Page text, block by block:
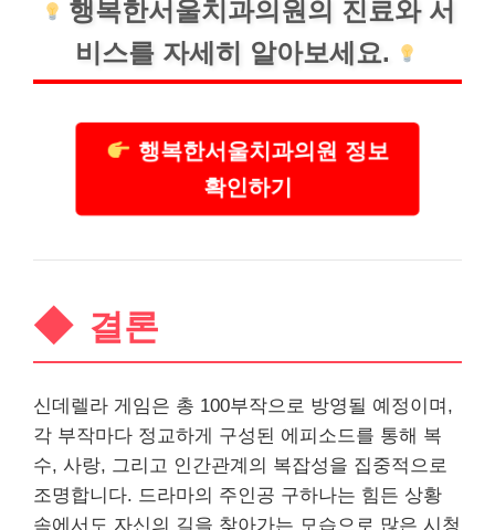
행복한서울치과의원의 진료와 서
비스를 자세히 알아보세요.
행복한서울치과의원 정보
확인하기
결론
신데렐라 게임은 총 100부작으로 방영될 예정이며,
각 부작마다 정교하게 구성된 에피소드를 통해 복
수, 사랑, 그리고 인간관계의 복잡성을 집중적으로
조명합니다. 드라마의 주인공 구하나는 힘든 상황
속에서도 자신의 길을 찾아가는 모습으로 많은 시청